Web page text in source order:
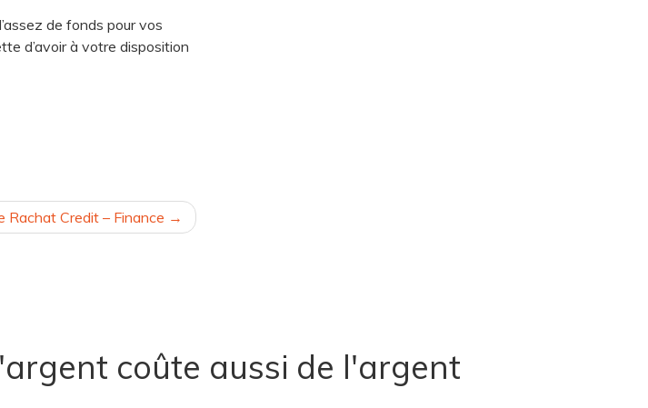
de fonds pour vos
d’avoir à votre disposition
Rachat Credit – Finance
coûte aussi de l'argent